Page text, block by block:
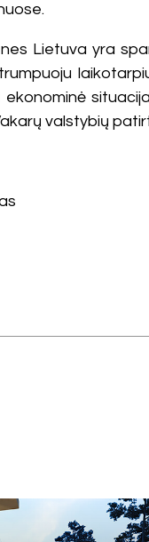
Lietuva yra
valstybių